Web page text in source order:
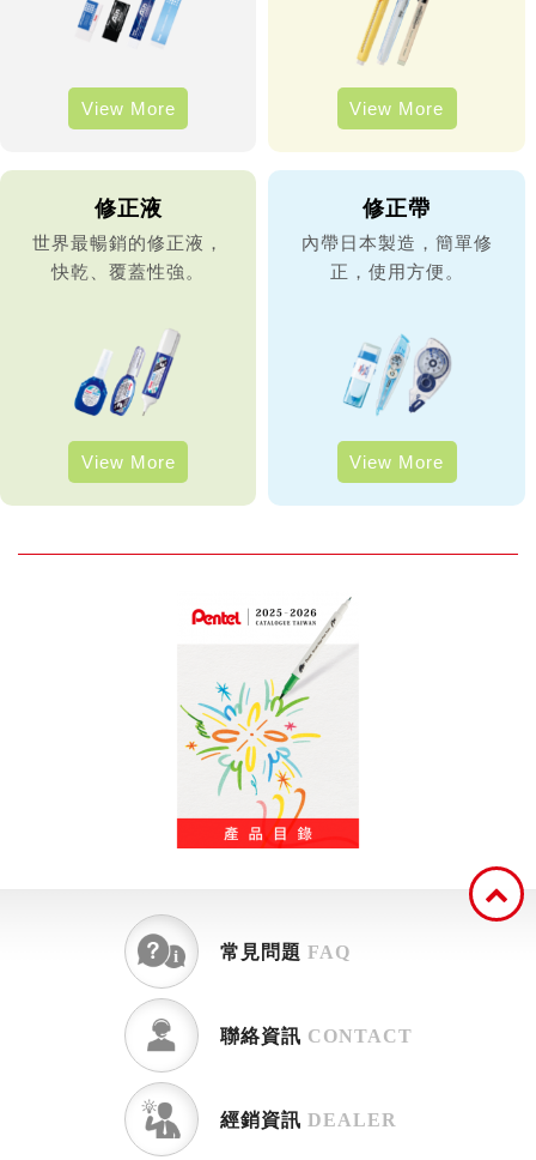
View More View More
修正液
世界最暢銷的修正液，
快乾、覆蓋性強。
View More
修正帶
內帶日本製造，簡單修
正，使用方便。
View More
常見問題 FAQ
聯絡資訊 CONTACT
經銷資訊 DEALER